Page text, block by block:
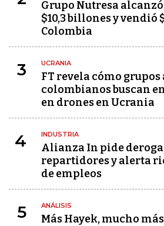
Grupo Nutresa
$10,3 billones y vendió
Colombia
3 UCRANIA
FT revela cómo
colombianos buscan
en drones en Ucrania
4 INDUSTRIA
Alianza In pide
repartidores y alerta
de empleos
5 ANÁLISIS
Más Hayek, mucho